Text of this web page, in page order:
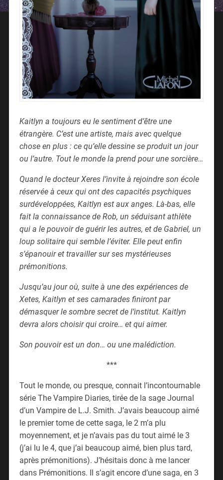
Kaitlyn a toujours eu le sentiment d’être une
étrangère. C’est une artiste, mais avec quelque
chose en plus : ce qu’elle dessine se produit un jour
ou l’autre. Tout le monde la prend pour une sorcière…
Quand le docteur Xeres l’invite à rejoindre son école
réservée à ceux qui ont des capacités psychiques
surdéveloppées, Kaitlyn est aux anges. Là-bas, elle
fait la connaissance de Rob, un séduisant athlète
qui a le pouvoir de guérir les autres, et de Gabriel, un
loup solitaire qui semble l’éviter. Elle peut enfin
s’épanouir et travailler sur ses mystérieuses
prémonitions.
Jusqu’au jour où, suite à une des expériences de
Xetes, Kaitlyn et ses camarades finiront par
démasquer le sombre secret de l’institut. Kaitlyn
devra alors choisir qui croire… et qui aimer.
Son pouvoir est un don… ou une malédiction.
***
Tout le monde, ou presque, connait l’incontournable
série The Vampire Diaries, tirée de la sage Journal
d’un Vampire de L.J. Smith. J’avais beaucoup aimé
le premier tome de cette saga, le 2 m’a plu
moyennement, et je n’avais pas du tout aimé le 3
(j’ai lu le 4, que j’ai beaucoup aimé, bien plus tard,
après prémonitions). J’hésitais donc à me lancer
dans Prémonitions. Il s’agit encore d’une saga, en 3